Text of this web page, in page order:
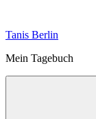
springen
Tanis Berlin
Mein Tagebuch